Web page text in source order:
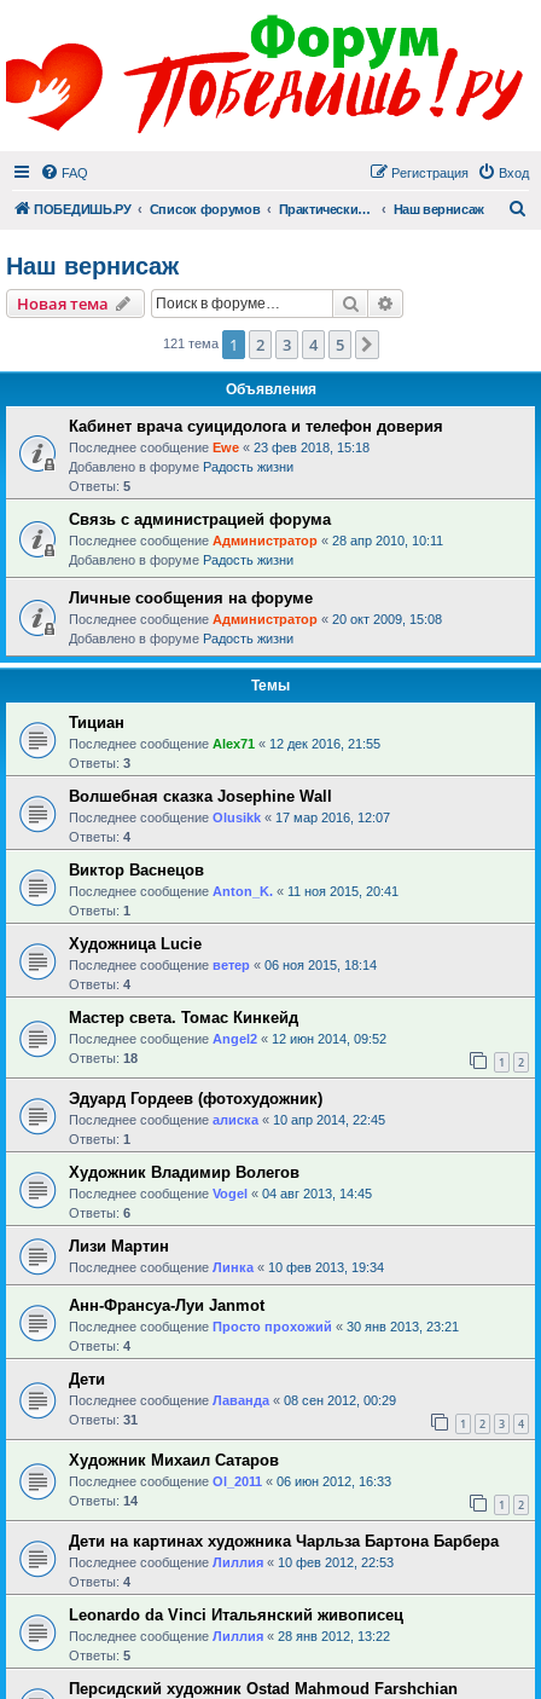
FAQ Вход
Регистрация
ПОБЕДИШЬ.РУ Список форумов Практический раздел Наш вернисаж
Наш вернисаж
Новая тема Поиск
121 тема 1 2 3 4 5
Объявления
Кабинет врача суицидолога и телефон доверия
Последнее сообщение Ewe « 23 фев 2018, 15:18
Добавлено в форуме Радость жизни
Ответы: 5
Связь с администрацией форума
Последнее сообщение Администратор « 28 апр 2010, 10:11
Добавлено в форуме Радость жизни
Личные сообщения на форуме
Последнее сообщение Администратор « 20 окт 2009, 15:08
Добавлено в форуме Радость жизни
Темы
Тициан
Последнее сообщение Alex71 « 12 дек 2016, 21:55
Ответы: 3
Волшебная сказка Josephine Wall
Последнее сообщение Olusikk « 17 мар 2016, 12:07
Ответы: 4
Виктор Васнецов
Последнее сообщение Anton_K. « 11 ноя 2015, 20:41
Ответы: 1
Художница Lucie
Последнее сообщение ветер « 06 ноя 2015, 18:14
Ответы: 4
Мастер света. Томас Кинкейд
Последнее сообщение Angel2 « 12 июн 2014, 09:52
Ответы: 18 1 2
Эдуард Гордеев (фотохудожник)
Последнее сообщение алиска « 10 апр 2014, 22:45
Ответы: 1
Художник Владимир Волегов
Последнее сообщение Vogel « 04 авг 2013, 14:45
Ответы: 6
Лизи Мартин
Последнее сообщение Линка « 10 фев 2013, 19:34
Анн-Франсуа-Луи Janmot
Последнее сообщение Просто прохожий « 30 янв 2013, 23:21
Ответы: 4
Дети
Последнее сообщение Лаванда « 08 сен 2012, 00:29
Ответы: 31 1 2 3 4
Художник Михаил Сатаров
Последнее сообщение Ol_2011 « 06 июн 2012, 16:33
Ответы: 14 1 2
Дети на картинах художника Чарльза Бартона Барбера
Последнее сообщение Лиллия « 10 фев 2012, 22:53
Ответы: 4
Leonardo da Vinci Итальянский живописец
Последнее сообщение Лиллия « 28 янв 2012, 13:22
Ответы: 5
Персидский художник Ostad Mahmoud Farshchian